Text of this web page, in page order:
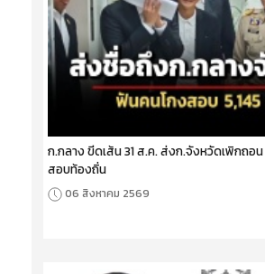
ก.กลาง ขีดเส้น 31 ส.ค. ส่งก.จังหวัดเพิกถอน
สอบท้องถิ่น
06 สิงหาคม 2569